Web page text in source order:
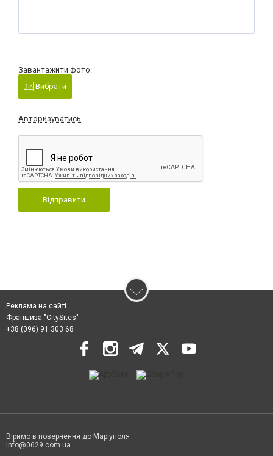
Завантажити фото:
Вибрати
Авторизуватись
Відправити
Реклама на сайті
Франшиза "CitySites"
+38 (096) 91 303 68
Віримо в повернення до Маріуполя
info@0629.com.ua